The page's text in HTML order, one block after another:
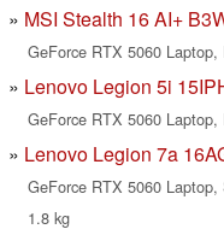
MSI Stealth 16 AI+
GeForce RTX 5060
Lenovo Legion 5i
GeForce RTX 5060
Lenovo Legion 7a
GeForce RTX 5060
1.8 kg